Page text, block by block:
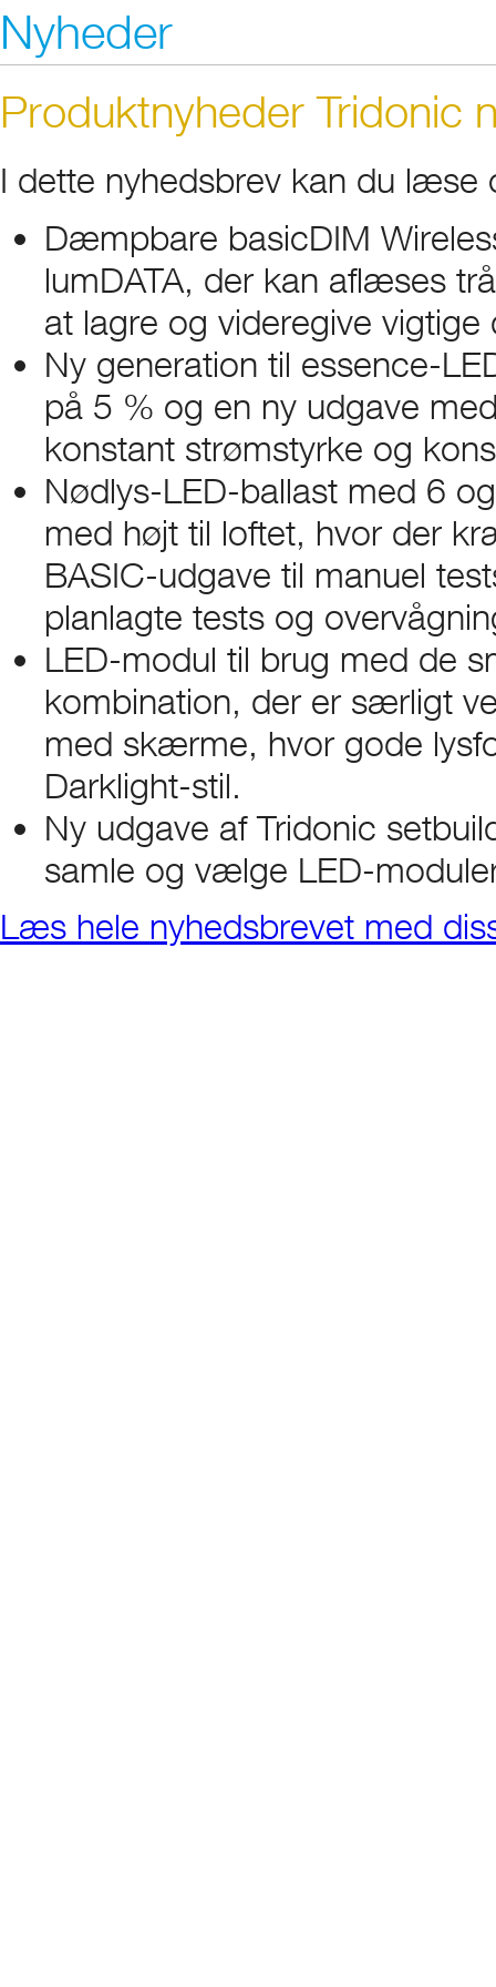
Nyheder
Produktnyheder Tridonic
I dette nyhedsbrev kan du læse
Dæmpbare basicDIM
lumDATA, der kan aflæses
at lagre og videregive vigtige
Ny generation til essence-
på 5 % og en ny udgave
konstant strømstyrke og
Nødlys-LED-ballast med 6
med højt til loftet, hvor der
BASIC-udgave til manuel
planlagte tests og
LED-modul til brug med de
kombination, der er særligt
med skærme, hvor gode
Darklight-stil.
Ny udgave af Tridonic
samle og vælge LED-
Læs hele nyhedsbrevet med